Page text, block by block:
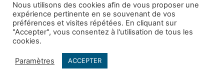
un avenir prospère
Mentions légales-Politique de confidentialité-Contact
Publications
Nous utilisons des cookies afin de vous proposer une
expérience pertinente en se souvenant de vos
préférences et visites répétées. En cliquant sur
"Accepter", vous consentez à l'utilisation de tous les
cookies.
Paramètres ACCEPTER